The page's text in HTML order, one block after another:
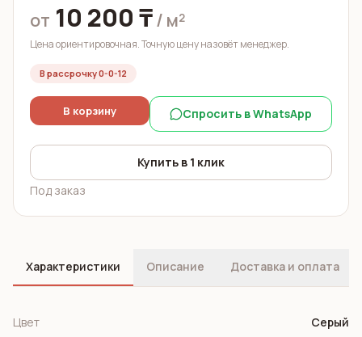
от 10 200 ₸/ м²
Цена ориентировочная. Точную цену назовёт менеджер.
В рассрочку 0-0-12
В корзину Спросить в WhatsApp
Купить в 1 клик
Под заказ
Характеристики Описание Доставка и оплата
Цвет Cерый